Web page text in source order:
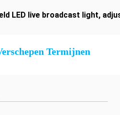
LED live broadcast light,
Termijnen